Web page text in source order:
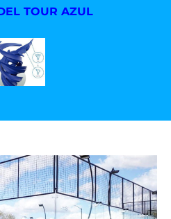
TOUR AZUL